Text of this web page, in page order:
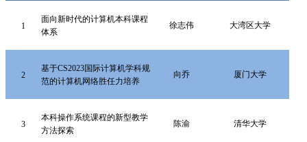
1
面向新时代的计算机本科课程
体系
徐志伟 大湾区大学
2
基于CS2023国际计算机学科规
范的计算机网络胜任力培养
向乔 厦门大学
3
本科操作系统课程的新型教学
方法探索
陈渝 清华大学